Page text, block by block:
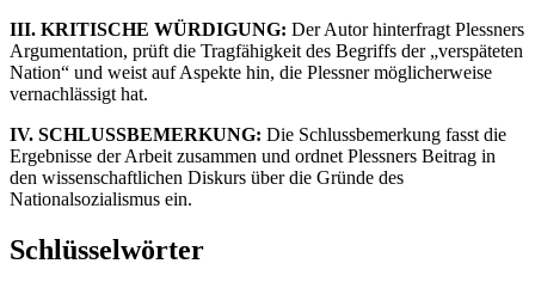
III. KRITISCHE WÜRDIGUNG: Der Autor hinterfragt Plessners
Argumentation, prüft die Tragfähigkeit des Begriffs der „verspäteten
Nation“ und weist auf Aspekte hin, die Plessner möglicherweise
vernachlässigt hat.
IV. SCHLUSSBEMERKUNG: Die Schlussbemerkung fasst die
Ergebnisse der Arbeit zusammen und ordnet Plessners Beitrag in
den wissenschaftlichen Diskurs über die Gründe des
Nationalsozialismus ein.
Schlüsselwörter